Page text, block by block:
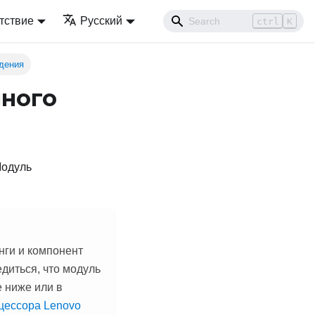
Русский ctrl K
и компонент
что модуль
ниже или в
Lenovo